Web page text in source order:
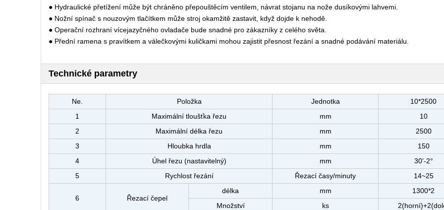
● Hydraulické přetížení může být chráněno přepouštěcím ventilem, návrat stojanu na nože dusíkovými lahvemi.
● Nožní spínač s nouzovým tlačítkem může stroj okamžitě zastavit, když dojde k nehodě.
● Operační rozhraní vícejazyčného ovladače bude snadné pro zákazníky z celého světa.
● Přední ramena s pravítkem a válečkovými kuličkami mohou zajistit přesnost řezání a snadné podávání materiálu.
Technické parametry
Ne. Položka Jednotka
10*2500
1
Maximální tloušťka řezu mm
10
2
Maximální délka řezu mm
2500
3
Hloubka hrdla mm
150
4
Úhel řezu (nastavitelný) mm
30'-2°
5
Rychlost řezání Řezací časy/minuty 14~25
6 Řezací čepel
délka mm
1300*2
Množství
ks